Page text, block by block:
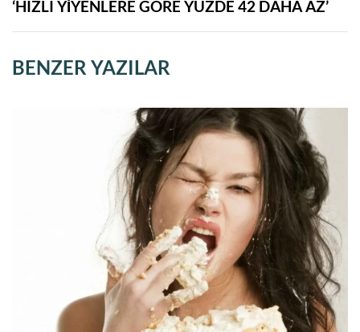
‘HIZLI YIYENLERE GÖRE YÜZDE 42 DAHA AZ’
BENZER YAZILAR